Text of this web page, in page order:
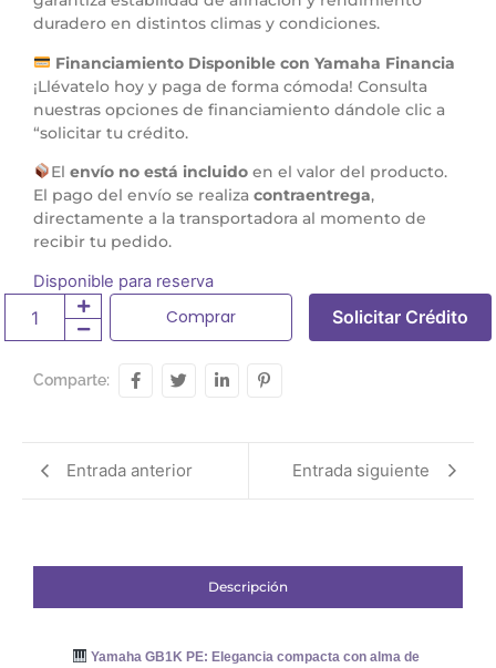
duradero en distintos climas y condiciones.
Financiamiento Disponible con Yamaha Financia
¡Llévatelo hoy y paga de forma cómoda! Consulta
nuestras opciones de financiamiento dándole clic a
“solicitar tu crédito.
El envío no está incluidoen el valor del producto.
El pago del envío se realiza contraentrega,
directamente a la transportadora al momento de
recibir tu pedido.
Disponible para reserva
Comprar Solicitar Crédito
Comparte:
Entrada anterior Entrada siguiente
Descripción
Yamaha GB1K PE: Elegancia compacta con alma de